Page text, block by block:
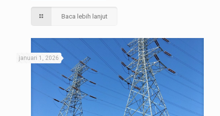
Baca lebih lanjut
januari 1, 2026